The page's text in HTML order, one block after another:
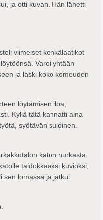
ja otti kuvan. Hän lähetti
viimeiset kenkälaatikot
Varoi yhtään
ja laski koko komeuden
löytämisen iloa,
Kyllä tätä kannatti aina
syötävän suloinen.
katon nurkasta.
taidokkaaksi kuvioksi,
sen lomassa ja jatkui